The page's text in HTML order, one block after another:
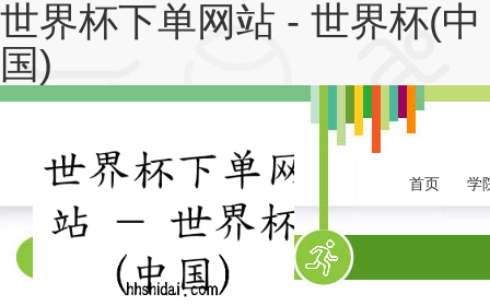
世界杯下单网站 - 世界杯(中
国)
首页 学